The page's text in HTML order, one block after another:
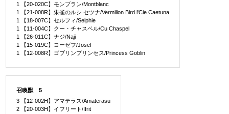
1 【20-020C】モンブラン/Montblanc
1 【21-008R】朱雀のルシ セツナ/Vermilion Bird l'Cie Caetuna
1 【18-007C】セルフィ/Selphie
1 【11-004C】クー・チャスペル/Cu Chaspel
1 【26-011C】ナジ/Naji
1 【15-019C】ヨーゼフ/Josef
1 【12-008R】ゴブリンプリンセス/Princess Goblin
召喚獣 5
3 【12-002H】アマテラス/Amaterasu
2 【20-003H】イフリート/Ifrit